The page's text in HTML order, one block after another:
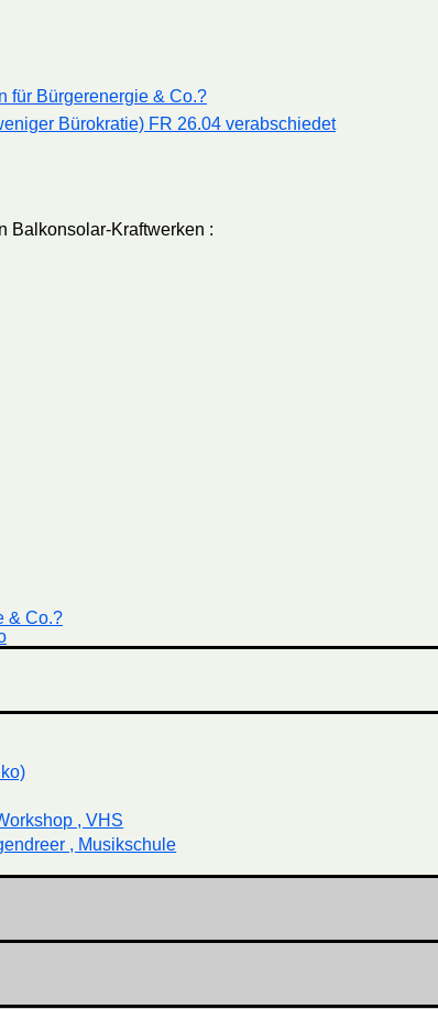
für Bürgerenergie & Co.?
Bürokratie) FR 26.04 verabschiedet
Balkonsolar-Kraftwerken :
& Co.?
, VHS
, Musikschule